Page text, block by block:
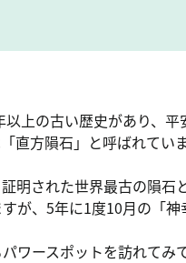
以上の古い歴史があり、
直方隕石」と呼ばれていま
明された世界最古の隕
が、5年に1度10月の「
ワースポットを訪れてみ